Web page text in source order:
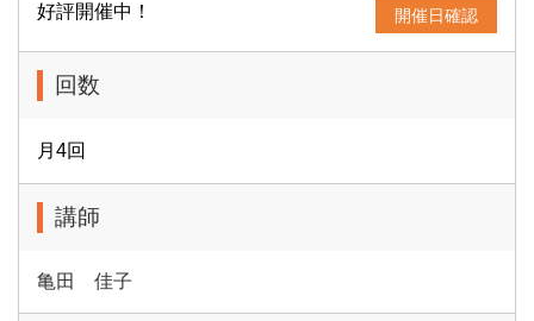
好評開催中！ 開催日確認
回数
月4回
講師
亀田 佳子